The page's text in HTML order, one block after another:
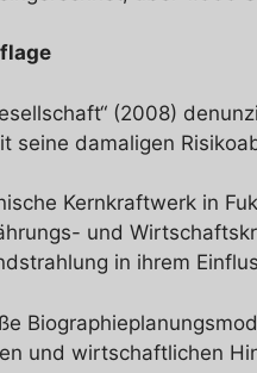
(2008)
seine damaligen
Kernkraftwerk in
und
in ihrem
und wirtschaftlichen